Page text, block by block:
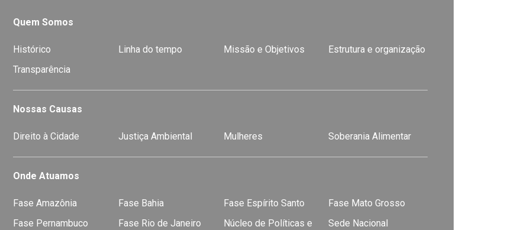
Quem Somos
Histórico Linha do tempo Missão e Objetivos
Estrutura e organização
Transparência
Nossas Causas
Direito à Cidade Justiça Ambiental Mulheres Soberania Alimentar
Onde Atuamos
Fase Amazônia Fase Bahia Fase Espírito Santo
Fase Mato Grosso
Fase Pernambuco
Fase Rio de Janeiro
Núcleo de Políticas e
Sede Nacional